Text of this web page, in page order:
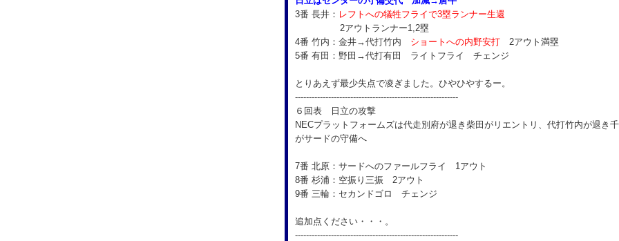
3番 長井： レフトへの犠牲フライで3塁ランナー生還
2アウトランナー1,2塁
4番 竹内：金井→代打竹内 ショートへの内野安打 2アウト満塁
5番 有田：野田→代打有田 ライトフライ チェンジ
とりあえず最少失点で凌ぎました。ひやひやするー。
-----------------------------------------------------------
６回表 日立の攻撃
NECプラットフォームズは代走別府が退き柴田がリエントリ、代打竹内が退き
がサードの守備へ
7番 北原：サードへのファールフライ 1アウト
8番 杉浦：空振り三振 2アウト
9番 三輪：セカンドゴロ チェンジ
追加点ください・・・。
-----------------------------------------------------------